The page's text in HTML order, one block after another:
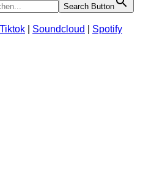
Search Button
Tiktok Soundcloud Spotify